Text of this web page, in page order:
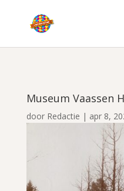
Museum Vaassen
door Redactie | apr 8,